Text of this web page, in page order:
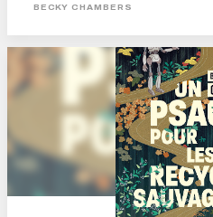
BECKY CHAMBERS